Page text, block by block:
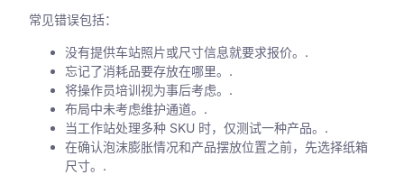
常见错误包括：
没有提供车站照片或尺寸信息就要求报价。.
忘记了消耗品要存放在哪里。.
将操作员培训视为事后考虑。.
布局中未考虑维护通道。.
当工作站处理多种 SKU 时，仅测试一种产品。.
在确认泡沫膨胀情况和产品摆放位置之前，先选择纸箱
尺寸。.